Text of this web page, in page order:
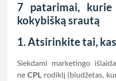
7 patarimai, kurie
kokybišką srautą
1. Atsirinkite tai,
Siekdami marketingo
neCPL rodiklį (biudžetas,